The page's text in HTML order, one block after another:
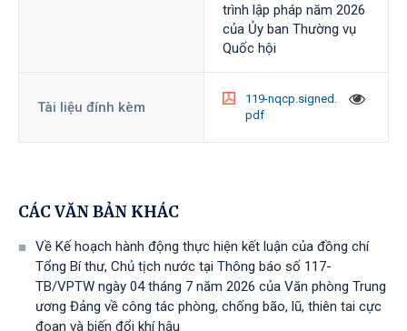
trình lập pháp năm 2026
của Ủy ban Thường vụ
Quốc hội
Tài liệu đính kèm
119-nqcp.signed.
pdf
CÁC VĂN BẢN KHÁC
Về Kế hoạch hành động thực hiện kết luận của đồng chí
Tổng Bí thư, Chủ tịch nước tại Thông báo số 117-
TB/VPTW ngày 04 tháng 7 năm 2026 của Văn phòng Trung
ương Đảng về công tác phòng, chống bão, lũ, thiên tai cực
đoan và biến đổi khí hậu